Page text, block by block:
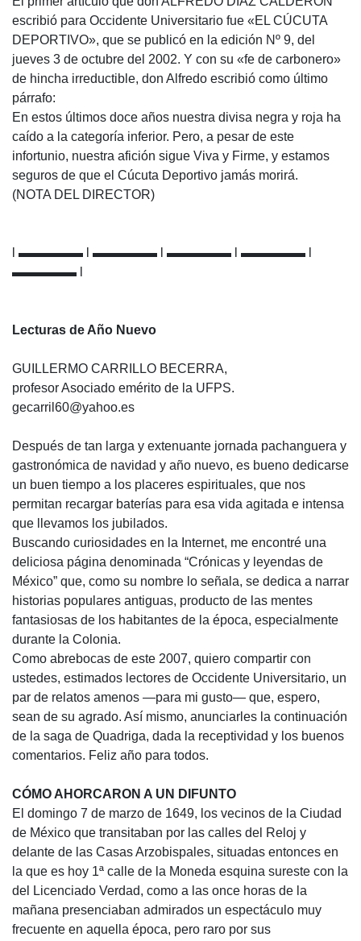
escribió para Occidente Universitario fue «EL CÚCUTA
DEPORTIVO», que se publicó en la edición Nº 9, del
jueves 3 de octubre del 2002. Y con su «fe de carbonero»
de hincha irreductible, don Alfredo escribió como último
párrafo:
En estos últimos doce años nuestra divisa negra y roja ha
caído a la categoría inferior. Pero, a pesar de este
infortunio, nuestra afición sigue Viva y Firme, y estamos
seguros de que el Cúcuta Deportivo jamás morirá.
(NOTA DEL DIRECTOR)
l ▬▬▬▬▬ l ▬▬▬▬▬ l ▬▬▬▬▬ l ▬▬▬▬▬ l
▬▬▬▬▬ l
Lecturas de Año Nuevo
GUILLERMO CARRILLO BECERRA,
profesor Asociado emérito de la UFPS.
gecarril60@yahoo.es
Después de tan larga y extenuante jornada pachanguera y
gastronómica de navidad y año nuevo, es bueno dedicarse
un buen tiempo a los placeres espirituales, que nos
permitan recargar baterías para esa vida agitada e intensa
que llevamos los jubilados.
Buscando curiosidades en la Internet, me encontré una
deliciosa página denominada “Crónicas y leyendas de
México” que, como su nombre lo señala, se dedica a narrar
historias populares antiguas, producto de las mentes
fantasiosas de los habitantes de la época, especialmente
durante la Colonia.
Como abrebocas de este 2007, quiero compartir con
ustedes, estimados lectores de Occidente Universitario, un
par de relatos amenos —para mi gusto— que, espero,
sean de su agrado. Así mismo, anunciarles la continuación
de la saga de Quadriga, dada la receptividad y los buenos
comentarios. Feliz año para todos.
CÓMO AHORCARON A UN DIFUNTO
El domingo 7 de marzo de 1649, los vecinos de la Ciudad
de México que transitaban por las calles del Reloj y
delante de las Casas Arzobispales, situadas entonces en
la que es hoy 1ª calle de la Moneda esquina sureste con la
del Licenciado Verdad, como a las once horas de la
mañana presenciaban admirados un espectáculo muy
frecuente en aquella época, pero raro por sus